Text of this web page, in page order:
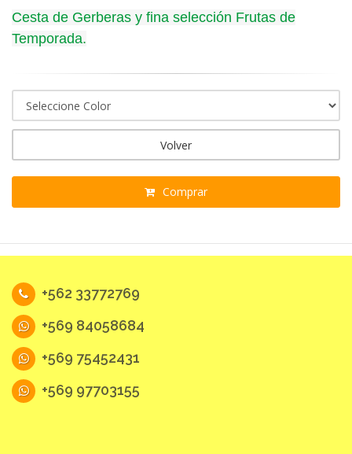
Cesta de Gerberas y fina selección Frutas de
Temporada.
Volver
Comprar
+562 33772769
+569 84058684
+569 75452431
+569 97703155